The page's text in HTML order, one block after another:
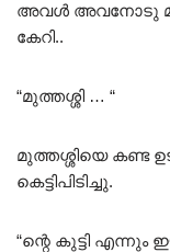
അവൾ അവനോടു
കേറി..
“മുത്തശ്ശി … “
മുത്തശ്ശിയെ കണ്ട
കെട്ടിപിടിച്ചു.
“ന്റെ കുട്ടി